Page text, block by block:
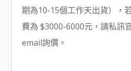
期為10-15個工作天出貨），
費為 $3000-6000元，請私訊
email詢價。